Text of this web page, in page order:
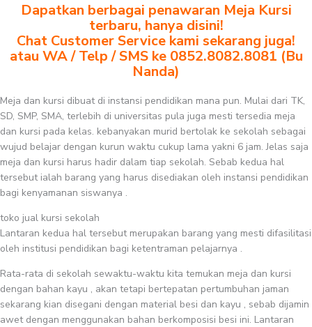
Dapatkan berbagai penawaran Meja Kursi
terbaru, hanya disini!
Chat Customer Service kami sekarang juga!
atau WA / Telp / SMS ke 0852.8082.8081 (Bu
Nanda)
Meja dan kursi dibuat di instansi pendidikan mana pun. Mulai dari TK,
SD, SMP, SMA, terlebih di universitas pula juga mesti tersedia meja
dan kursi pada kelas. kebanyakan murid bertolak ke sekolah sebagai
wujud belajar dengan kurun waktu cukup lama yakni 6 jam. Jelas saja
meja dan kursi harus hadir dalam tiap sekolah. Sebab kedua hal
tersebut ialah barang yang harus disediakan oleh instansi pendidikan
bagi kenyamanan siswanya .
toko jual kursi sekolah
Lantaran kedua hal tersebut merupakan barang yang mesti difasilitasi
oleh institusi pendidikan bagi ketentraman pelajarnya .
Rata-rata di sekolah sewaktu-waktu kita temukan meja dan kursi
dengan bahan kayu , akan tetapi bertepatan pertumbuhan jaman
sekarang kian disegani dengan material besi dan kayu , sebab dijamin
awet dengan menggunakan bahan berkomposisi besi ini. Lantaran